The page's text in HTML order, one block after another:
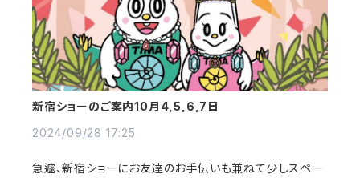
新宿ショーのご案内10月4,5,6,7日
2024/09/28 17:25
急遽、新宿ショーにお友達のお手伝いも兼ねて少しスペー